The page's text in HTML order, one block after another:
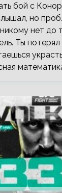
бой с
но
нет до
Ты потерял